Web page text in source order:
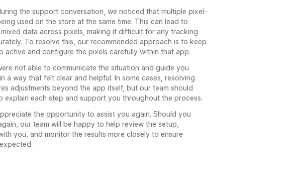
the support conversation, we noticed that multiple pixel-
used on the store at the same time. This can lead to
data across pixels, making it difficult for any tracking
To resolve this, our recommended approach is to keep
active and configure the pixels carefully within that app.
not able to communicate the situation and guide you
a way that felt clear and helpful. In some cases, resolving
adjustments beyond the app itself, but our team should
explain each step and support you throughout the process.
the opportunity to assist you again. Should you
our team will be happy to help review the setup,
you, and monitor the results more closely to ensure